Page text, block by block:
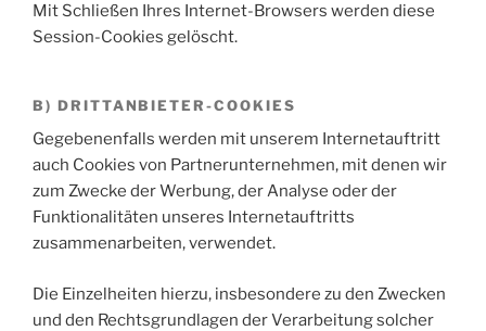
Mit Schließen Ihres Internet-Browsers werden diese
Session-Cookies gelöscht.
B) DRITTANBIETER-COOKIES
Gegebenenfalls werden mit unserem Internetauftritt
auch Cookies von Partnerunternehmen, mit denen wir
zum Zwecke der Werbung, der Analyse oder der
Funktionalitäten unseres Internetauftritts
zusammenarbeiten, verwendet.
Die Einzelheiten hierzu, insbesondere zu den Zwecken
und den Rechtsgrundlagen der Verarbeitung solcher